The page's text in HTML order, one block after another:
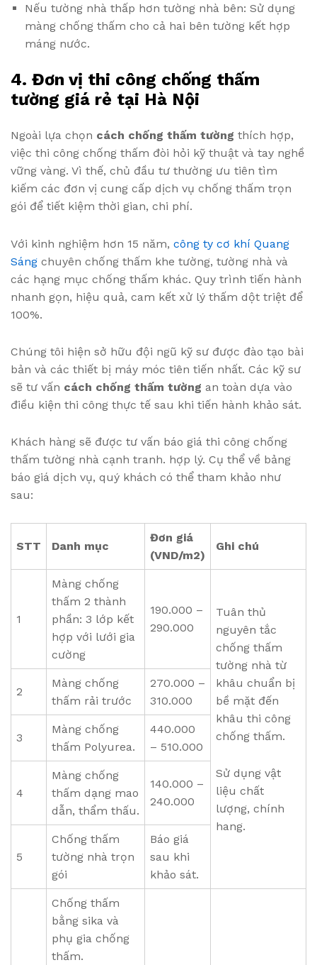
Nếu tường nhà thấp hơn tường nhà bên: Sử dụng
màng chống thấm cho cả hai bên tường kết hợp
máng nước.
4. Đơn vị thi công chống thấm
tường giá rẻ tại Hà Nội
Ngoài lựa chọn cách chống thấm tường thích hợp,
việc thi công chống thấm đòi hỏi kỹ thuật và tay nghề
vững vàng. Vì thế, chủ đầu tư thường ưu tiên tìm
kiếm các đơn vị cung cấp dịch vụ chống thấm trọn
gói để tiết kiệm thời gian, chi phí.
Với kinh nghiệm hơn 15 năm, công ty cơ khí Quang
Sáng chuyên chống thấm khe tường, tường nhà và
các hạng mục chống thấm khác. Quy trình tiến hành
nhanh gọn, hiệu quả, cam kết xử lý thấm dột triệt để
100%.
Chúng tôi hiện sở hữu đội ngũ kỹ sư được đào tạo bài
bản và các thiết bị máy móc tiên tiến nhất. Các kỹ sư
sẽ tư vấn cách chống thấm tường an toàn dựa vào
điều kiện thi công thực tế sau khi tiến hành khảo sát.
Khách hàng sẽ được tư vấn báo giá thi công chống
thấm tường nhà cạnh tranh. hợp lý. Cụ thể về bảng
báo giá dịch vụ, quý khách có thể tham khảo như
sau:
STT Danh mục
Đơn giá
(VND/m2)
Ghi chú
1
Màng chống
thấm 2 thành
phần: 3 lớp kết
hợp với lưới gia
cường
190.000 –
290.000
Tuân thủ
nguyên tắc
chống thấm
tường nhà từ
khâu chuẩn bị
bề mặt đến
khâu thi công
chống thấm.
Sử dụng vật
liệu chất
lượng, chính
hang.
2
Màng chống
thấm rải trước
270.000 –
310.000
3
Màng chống
thấm Polyurea.
440.000
– 510.000
4
Màng chống
thấm dạng mao
dẫn, thẩm thấu.
140.000 –
240.000
5
Chống thấm
tường nhà trọn
gói
Báo giá
sau khi
khảo sát.
Chống thấm
bằng sika và
phụ gia chống
thấm.